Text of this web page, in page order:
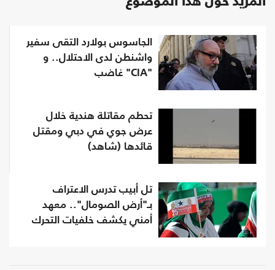
الجاسوس بولارد التقى سفير
واشنطن لدى الاحتلال.. و
"CIA" غاضب
تحطم مقاتلة هندية خلال
عرض جوي في دبي ومقتل
قائدها (شاهد)‏
تل أبيب تدرس الاعتراف
بـ"أرض الصومال".. معهد
أمني يكشف خلفيات التحرك